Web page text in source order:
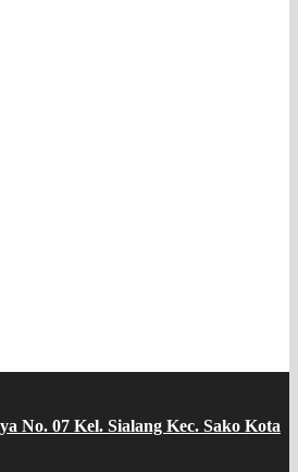
No. 07 Kel. Sialang Kec. Sako Kota